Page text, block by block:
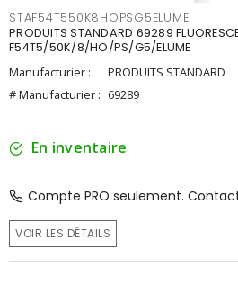
STAF54T550K8HOPSG5ELUME
PRODUITS STANDARD 69289
F54T5/50K/8/HO/PS/G5/ELUME
Manufacturier :
PRODUITS STANDARD
# Manufacturier : 69289
En inventaire
Compte PRO seulement.
VOIR LES DÉTAILS